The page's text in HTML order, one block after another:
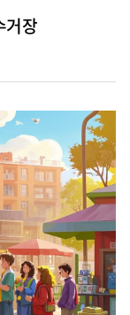
거장